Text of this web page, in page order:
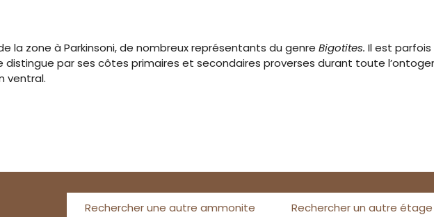
la zone à Parkinsoni, de nombreux représentants du genre Bigotites. Il est
distingue par ses côtes primaires et secondaires proverses durant toute
ventral.
Rechercher une autre ammonite Rechercher un autre étage